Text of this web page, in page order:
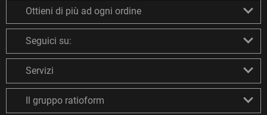
Ottieni di più ad ogni ordine
Seguici su:
Servizi
Il gruppo ratioform